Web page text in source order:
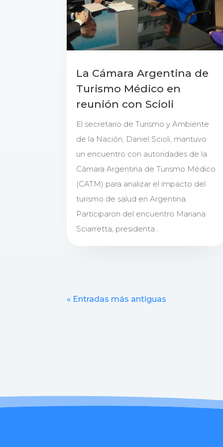
La Cámara Argentina de
Turismo Médico en
reunión con Scioli
El secretario de Turismo y Ambiente
de la Nación, Daniel Scioli, mantuvo
un encuentro con autoridades de la
Cámara Argentina de Turismo Médico
(CATM) para analizar el impacto del
turismo de salud en Argentina.
Participaron del encuentro Mariana
Sciarretta, presidenta...
« Entradas más antiguas